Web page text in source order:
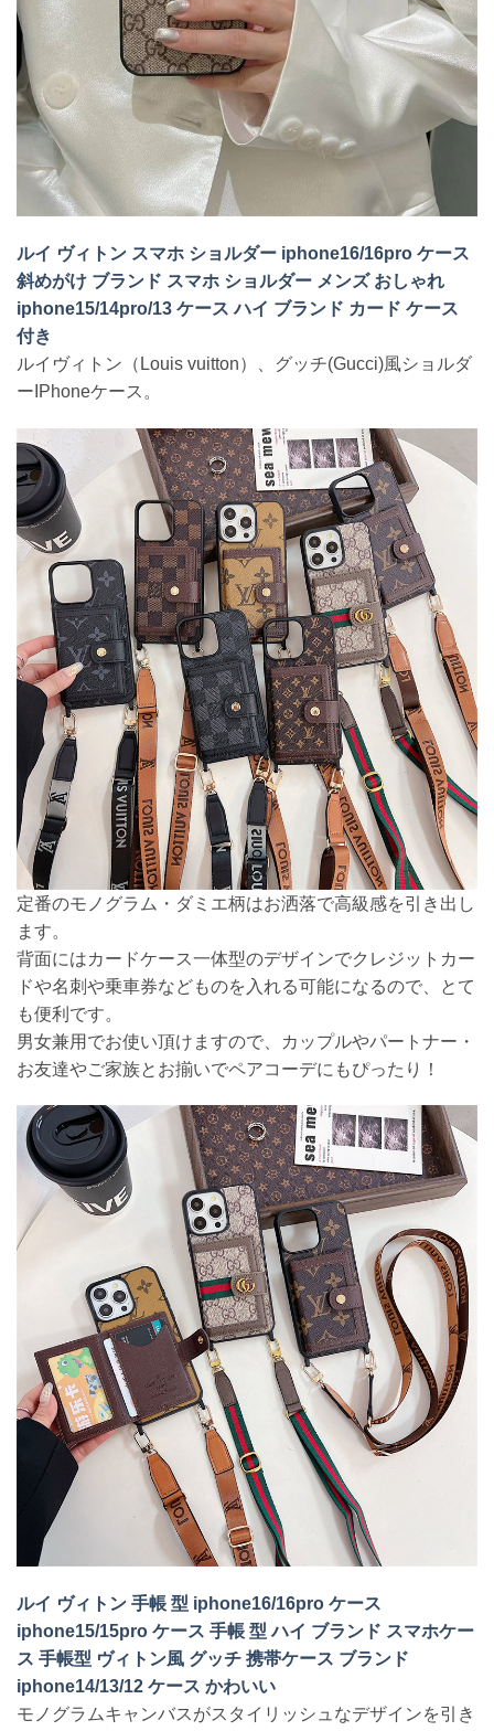
ルイ ヴィトン スマホ ショルダー iphone16/16pro ケース
斜めがけ ブランド スマホ ショルダー メンズ おしゃれ
iphone15/14pro/13 ケース ハイ ブランド カード ケース
付き
ルイヴィトン（Louis vuitton）、グッチ(Gucci)風ショルダ
ーIPhoneケース。
定番のモノグラム・ダミエ柄はお洒落で高級感を引き出し
ます。
背面にはカードケース一体型のデザインでクレジットカー
ドや名刺や乗車券などものを入れる可能になるので、とて
も便利です。
男女兼用でお使い頂けますので、カップルやパートナー・
お友達やご家族とお揃いでペアコーデにもぴったり！
ルイ ヴィトン 手帳 型 iphone16/16pro ケース
iphone15/15pro ケース 手帳 型 ハイ ブランド スマホケー
ス 手帳型 ヴィトン風 グッチ 携帯ケース ブランド
iphone14/13/12 ケース かわいい
モノグラムキャンバスがスタイリッシュなデザインを引き